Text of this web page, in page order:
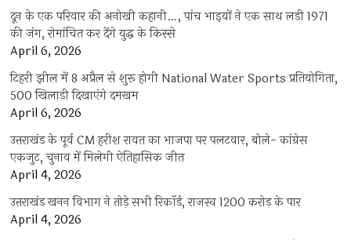
दून के एक परिवार की अनोखी कहानी…, पांच भाइयों ने एक साथ लड़ी 1971
की जंग, रोमांचित कर देंगे युद्ध के किस्से
April 6, 2026
टिहरी झील में 8 अप्रैल से शुरू होगी National Water Sports प्रतियोगिता,
500 खिलाड़ी दिखाएंगे दमखम
April 6, 2026
उत्तराखंड के पूर्व CM हरीश रावत का भाजपा पर पलटवार, बोले- कांग्रेस
एकजुट, चुनाव में मिलेगी ऐतिहासिक जीत
April 4, 2026
उत्तराखंड खनन विभाग ने तोड़े सभी रिकॉर्ड, राजस्व 1200 करोड़ के पार
April 4, 2026